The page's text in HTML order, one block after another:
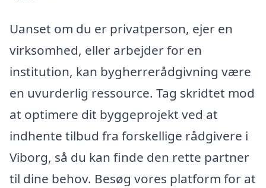
Uanset om du er privatperson, ejer en
virksomhed, eller arbejder for en
institution, kan bygherrerådgivning være
en uvurderlig ressource. Tag skridtet mod
at optimere dit byggeprojekt ved at
indhente tilbud fra forskellige rådgivere i
Viborg, så du kan finde den rette partner
til dine behov. Besøg vores platform for at